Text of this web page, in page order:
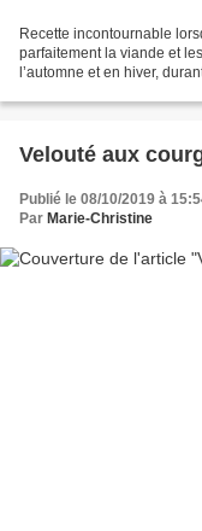
Recette incontournable
parfaitement la viande et
l’automne et en hiver,
Velouté aux
Publié le 08/10/2019 à
Par Marie-Christine